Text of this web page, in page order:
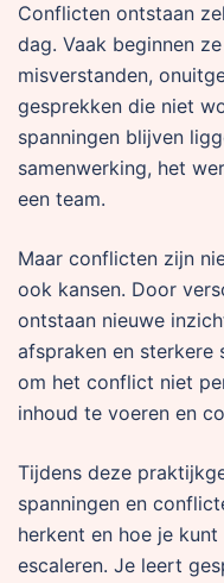
Conflicten ontstaan
dag. Vaak beginnen
misverstanden,
gesprekken die niet
spanningen blijven
samenwerking, het
een team.
Maar conflicten zijn
ook kansen. Door
ontstaan nieuwe
afspraken en sterkere
om het conflict niet
inhoud te voeren en
Tijdens deze
spanningen en
herkent en hoe je
escaleren. Je leert